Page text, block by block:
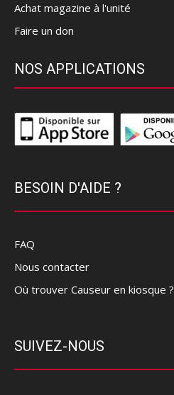
Achat magazine à l'unité
Faire un don
NOS APPLICATIONS
BESOIN D'AIDE ?
FAQ
Nous contacter
Où trouver Causeur en kiosque ?
SUIVEZ-NOUS